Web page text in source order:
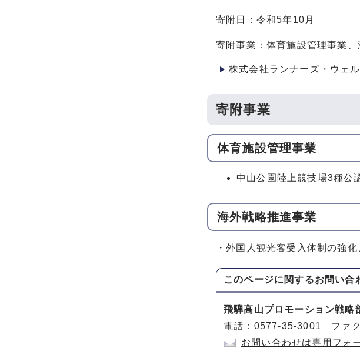
寄附日：令和5年10月
寄附事業：体育施設管理事業
株式会社ランナーズ・ウェ
寄附事業
体育施設管理事業
中山公園陸上競技場3種
海外戦略推進事業
・外国人観光客受入体制の強
このページに関するお問い合
飛騨高山プロモーション戦
電話：0577-35-3001 ファ
お問い合わせは専用フォ